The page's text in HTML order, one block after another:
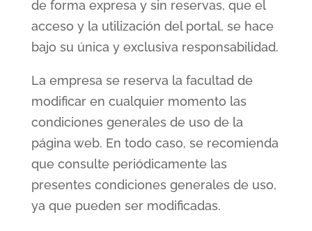
de forma expresa y sin reservas, que el
acceso y la utilización del portal, se hace
bajo su única y exclusiva responsabilidad.
La empresa se reserva la facultad de
modificar en cualquier momento las
condiciones generales de uso de la
página web. En todo caso, se recomienda
que consulte periódicamente las
presentes condiciones generales de uso,
ya que pueden ser modificadas.